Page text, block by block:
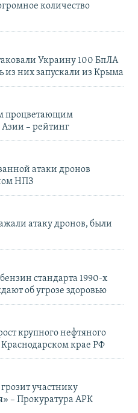
количество
Украину 100 БпЛА
из них запускали из Крыма
процветающим
Азии – рейтинг
атаки дронов
НПЗ
атаку дронов, были
стандарта 1990-х
об угрозе здоровью
крупного нефтяного
Краснодарском крае РФ
участнику
– Прокуратура АРК